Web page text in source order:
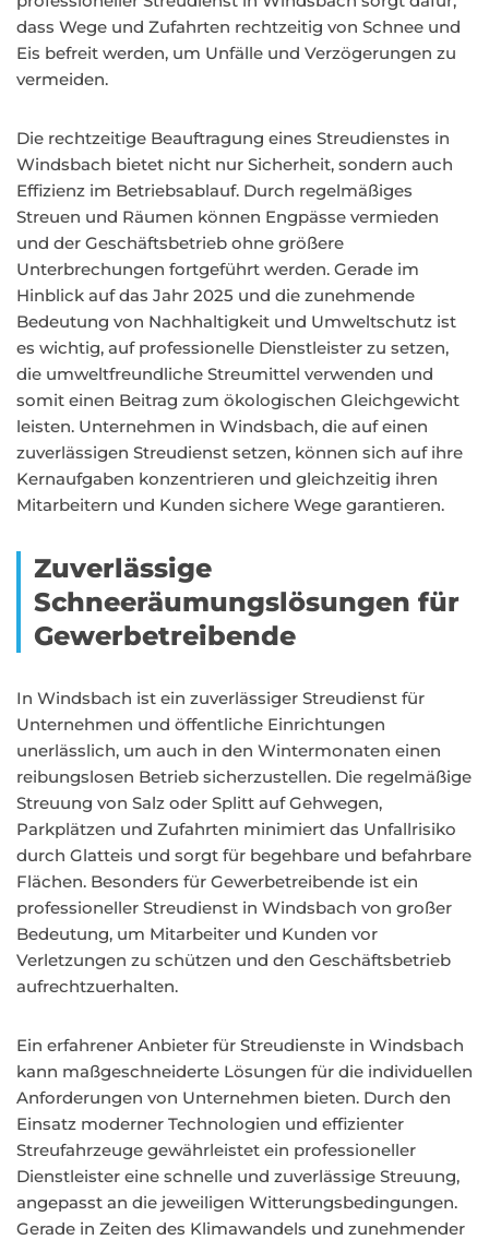
dass Wege und Zufahrten rechtzeitig von Schnee und
Eis befreit werden, um Unfälle und Verzögerungen zu
vermeiden.
Die rechtzeitige Beauftragung eines Streudienstes in
Windsbach bietet nicht nur Sicherheit, sondern auch
Effizienz im Betriebsablauf. Durch regelmäßiges
Streuen und Räumen können Engpässe vermieden
und der Geschäftsbetrieb ohne größere
Unterbrechungen fortgeführt werden. Gerade im
Hinblick auf das Jahr 2025 und die zunehmende
Bedeutung von Nachhaltigkeit und Umweltschutz ist
es wichtig, auf professionelle Dienstleister zu setzen,
die umweltfreundliche Streumittel verwenden und
somit einen Beitrag zum ökologischen Gleichgewicht
leisten. Unternehmen in Windsbach, die auf einen
zuverlässigen Streudienst setzen, können sich auf ihre
Kernaufgaben konzentrieren und gleichzeitig ihren
Mitarbeitern und Kunden sichere Wege garantieren.
Zuverlässige
Schneeräumungslösungen für
Gewerbetreibende
In Windsbach ist ein zuverlässiger Streudienst für
Unternehmen und öffentliche Einrichtungen
unerlässlich, um auch in den Wintermonaten einen
reibungslosen Betrieb sicherzustellen. Die regelmäßige
Streuung von Salz oder Splitt auf Gehwegen,
Parkplätzen und Zufahrten minimiert das Unfallrisiko
durch Glatteis und sorgt für begehbare und befahrbare
Flächen. Besonders für Gewerbetreibende ist ein
professioneller Streudienst in Windsbach von großer
Bedeutung, um Mitarbeiter und Kunden vor
Verletzungen zu schützen und den Geschäftsbetrieb
aufrechtzuerhalten.
Ein erfahrener Anbieter für Streudienste in Windsbach
kann maßgeschneiderte Lösungen für die individuellen
Anforderungen von Unternehmen bieten. Durch den
Einsatz moderner Technologien und effizienter
Streufahrzeuge gewährleistet ein professioneller
Dienstleister eine schnelle und zuverlässige Streuung,
angepasst an die jeweiligen Witterungsbedingungen.
Gerade in Zeiten des Klimawandels und zunehmender